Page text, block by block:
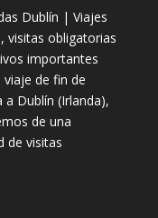
Dublín | Viajes
visitas obligatorias
importantes
viaje de fin de
a Dublín (Irlanda),
de una
de visitas